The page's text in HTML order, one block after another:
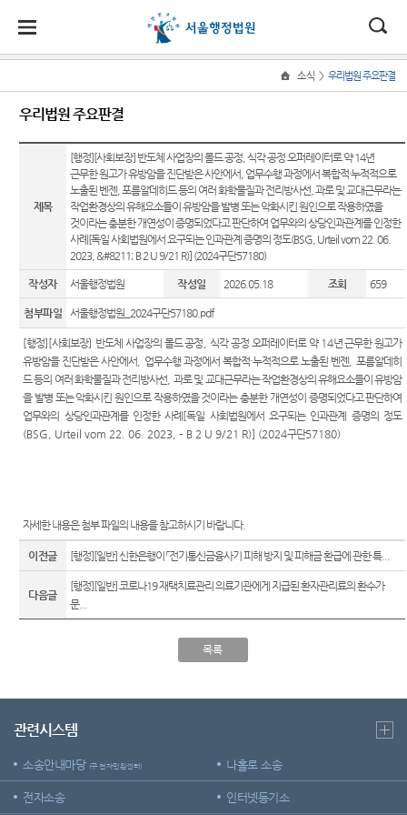
법원
소개
법원장
인사말
연혁
조직 및
전화번
호
재판개
정 및 법
정안내
관할구
역
청사배
보안검
색
소식
새소식
우리법
원 주요
판결
이달의
화제판
결
실무책
자소개
포토뉴
스
E-mail
Club
민원
민원안
법률상
담안내
자주묻
는질문
유관기
관안내
장애인·
외국인
등 지원
을
위한 우
선지원
복사예
약
정보
사건검
판결서
사본 제
공신청
판결서
인터넷
열람
각급법
원안내
소통
법원에
바란다
부조리
신고센
법원견
학
정보공
개
소식 > 우리법원 주요판결
우리법원 주요판결
제목
[행정][사회보장] 반도체 사업장의 몰드 공정, 식각 공정 오퍼레이터로 약 14년
근무한 원고가 유방암을 진단받은 사안에서, 업무수행 과정에서 복합적·누적적으로
노출된 벤젠, 포름알데히드 등의 여러 화학물질과 전리방사선, 과로 및 교대근무라는
작업환경상의 유해요소들이 유방암을 발병 또는 악화시킨 원인으로 작용하였을
것이라는 충분한 개연성이 증명되었다고 판단하여 업무와의 상당인과관계를 인정한
사례[독일 사회법원에서 요구되는 인과관계 증명의 정도(BSG, Urteil vom 22. 06.
2023, &#8211; B 2 U 9/21 R)] (2024구단57180)
작성자 서울행정법원 작성일 2026.05.18 조회 659
첨부파일 서울행정법원_2024구단57180.pdf
[행정] [사회보장] 반도체 사업장의 몰드 공정 ,식각 공정 오퍼레이터로 약 14년 근무한 원고가
유방암을 진단받은 사안에서
업무수행 과정에서 복합적·누적적으로 노출된 벤젠 ,포름알데히
드 등의 여러 화학물질과 전리방사선 ,과로 및 교대근무라는 작업환경상의 유해요소들이 유방암
을 발병 또는 악화시킨 원인으로 작용하였을 것이라는 충분한 개연성이 증명되었다고 판단하여
업무와의 상당인과관계를 인정한 사례 [독일 사회법원에서 요구되는 인과관계 증명의 정도
(BSG, Urteil vom 22. 06. 2023,– B 2 U 9/21 R)] (2024구단57180)
자세한 내용은 첨부 파일의 내용을 참고하시기 바랍니다.
이전글 [행정][일반] 신한은행이 「전기통신금융사기 피해 방지 및 피해금 환급에 관한 특...
다음글
[행정][일반] 코로나19 재택치료관리 의료기관에게 지급된 환자관리료의 환수가
문...
목록
관련시스템
소송안내마당 (구 전자민원센터) 나홀로 소송
전자소송 인터넷등기소
원